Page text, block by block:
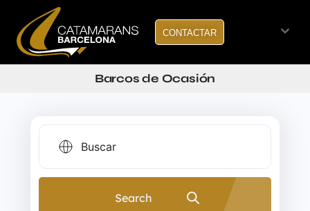
CONTACTAR
Barcos de Ocasión
Search